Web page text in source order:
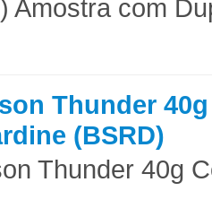
Amostra com
Thunder
(BSRD)
Thunder 40g